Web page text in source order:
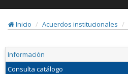
Inicio
Acuerdos institucionales
Información
Consulta catálogo